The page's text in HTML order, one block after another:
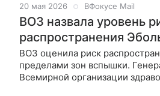
20 мая 2026 ВФокусе Mail
ВОЗ назвала уровень
распространения
ВОЗ оценила риск
пределами зон вспышки.
Всемирной организации